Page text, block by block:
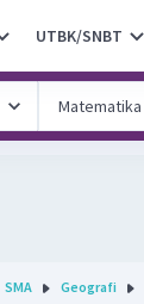
UTBK/SNBT
SMA Geografi